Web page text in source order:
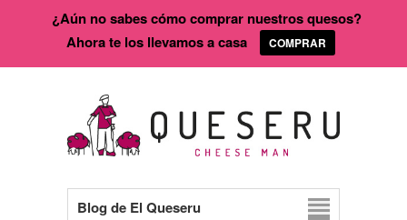
Blog de El Queseru
¿Aún no sabes cómo comprar nuestros quesos?
Ahora te los llevamos a casa
COMPRAR